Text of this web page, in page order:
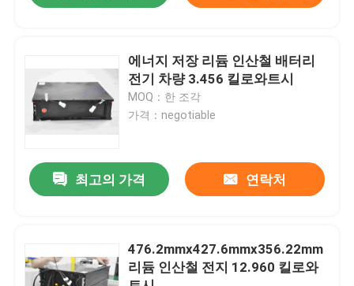
연락주세요
인용문을 요구하세요
지게차 리튬 배터리
에너지 저장 리튬 배터리
에너지 저장 리듐 인산철 배터리
전기 차량 3.456 킬로와트시
MOQ：한 조각
가격：negotiable
최고의 가격 연락처
476.2mmx427.6mmx356.22mm
리듐 인산철 전지 12.960 킬로와